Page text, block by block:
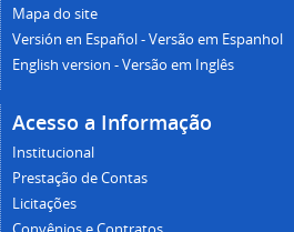
Mapa do site
Versión en Español - Versão em Espanhol
English version - Versão em Inglês
Acesso a Informação
Institucional
Prestação de Contas
Licitações